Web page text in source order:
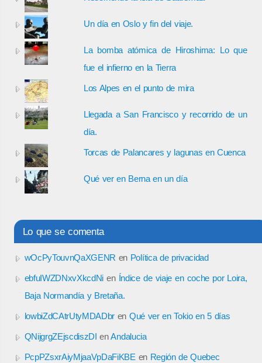
Un día en Oslo y fin del viaje.
La bomba atómica de Hiroshima: Lo que
fue el infierno en la Tierra
Los Alpes en el punto de mira
Llegada a San Francisco y recorrido de un
día.
Torcas de Palancares y lagunas en Cuenca
Qué ver en Berna en un día
Lo que se comenta
wOcPyTouvnQaXGENR en Política de privacidad
ebfuIWZDNxvXkcdNi en Índice de viaje en coche por Loira,
Baja Normandía y Bretaña.
lowbiZdCAtrUtyMDADbr en Qué ver en Tokio en 5 días
QNijgrgZEjscdiszDI enAndalucia
PcpPZsxrAiyMjaaVpDaFiKBE en Región de Quebec